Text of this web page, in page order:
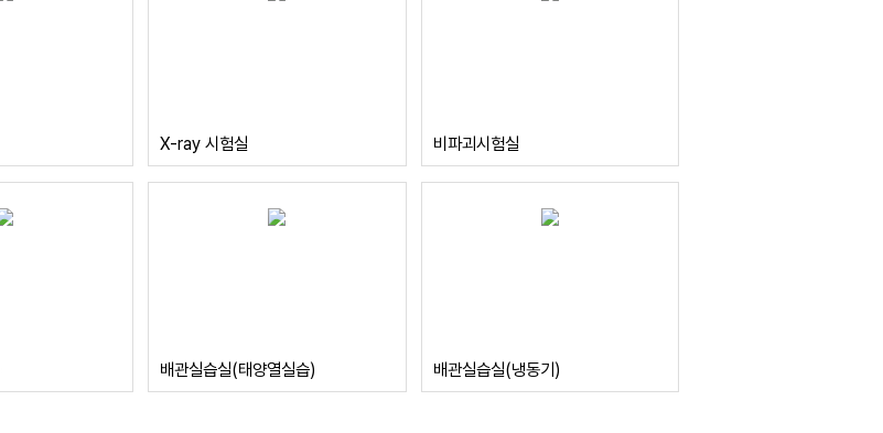
X-ray 시험실 비파괴시험실
배관실습실(태양열실습) 배관실습실(냉동기)